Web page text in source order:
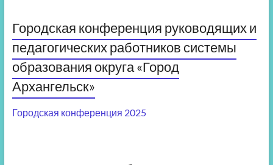
Городская конференция руководящих и
педагогических работников системы
образования округа «Город
Архангельск»
Городская конференция 2025